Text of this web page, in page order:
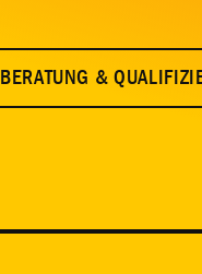
BERATUNG &